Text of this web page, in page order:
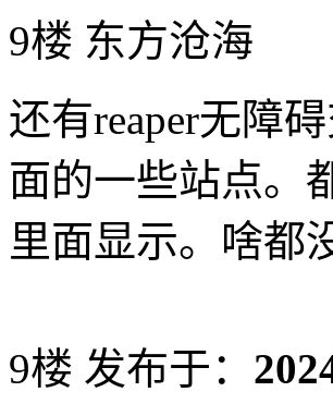
9楼 东方沧海
还有reaper无障
面的一些站点。
里面显示。啥都
9楼 发布于：